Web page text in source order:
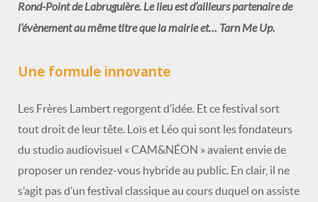
Rond-Point de Labruguière. Le lieu est d’ailleurs partenaire de
l’évènement au même titre que la mairie et… Tarn Me Up.
Une formule innovante
Les Frères Lambert regorgent d’idée. Et ce festival sort
tout droit de leur tête. Loïs et Léo qui sont les fondateurs
du studio audiovisuel « CAM&NÉON » avaient envie de
proposer un rendez-vous hybride au public. En clair, il ne
s’agit pas d’un festival classique au cours duquel on assiste